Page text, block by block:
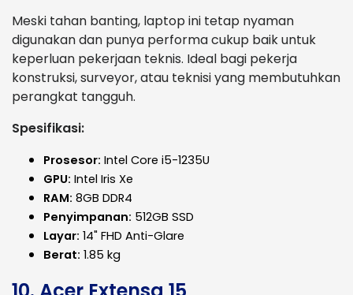
Meski tahan banting, laptop ini tetap nyaman
digunakan dan punya performa cukup baik untuk
keperluan pekerjaan teknis. Ideal bagi pekerja
konstruksi, surveyor, atau teknisi yang membutuhkan
perangkat tangguh.
Spesifikasi:
Prosesor: Intel Core i5-1235U
GPU: Intel Iris Xe
RAM: 8GB DDR4
Penyimpanan: 512GB SSD
Layar: 14" FHD Anti-Glare
Berat: 1.85 kg